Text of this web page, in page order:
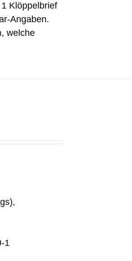
Klöppelbrief
Angaben.
welche
1